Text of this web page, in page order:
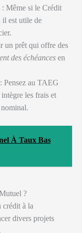
: Même si le Crédit
il est utile de
un prêt qui offre des
des échéances en
: Pensez au TAEG
les frais et
nominal.
À Taux Bas
?
crédit à la
divers projets